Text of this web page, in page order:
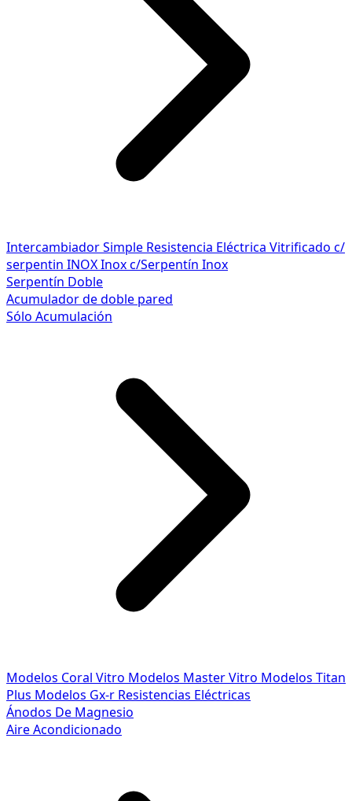
Intercambiador Simple Resistencia Eléctrica Vitrificado c/
serpentin INOXInox c/Serpentín Inox
Serpentín Doble
Acumulador de doble pared
Sólo Acumulación
Modelos Coral Vitro Modelos Master Vitro Modelos Titan
Plus Modelos Gx-r Resistencias Eléctricas
Ánodos De Magnesio
Aire Acondicionado